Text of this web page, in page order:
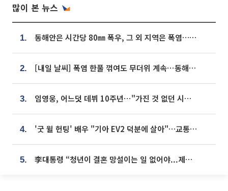
많이 본 뉴스
1. 동해안은 시간당 80㎜ 폭우, 그 외 지역은 폭염…‘극과 극 날씨’
2. [내일 날씨] 폭염 한풀 꺾여도 무더위 계속⋯동해안 이틀 연속 비
3. 임영웅, 어느덧 데뷔 10주년⋯"가진 것 없던 시절, 내 앞엔 20명의 팬뿐"
4. '굿 윌 헌팅' 배우 "기아 EV2 덕분에 살아"…교통사고 후 안전성 극찬
5. 李대통령 “청년이 결혼 망설이는 일 없어야...제도상 불이익 조사”